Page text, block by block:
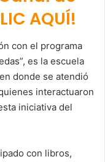
AQUÍ!
con el programa
es la escuela
donde se atendió
interactuaron
iniciativa del
con libros,